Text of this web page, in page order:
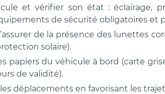
et vérifier son état : éclairage,
de sécurité obligatoires et
de la présence des lunettes
solaire).
papiers du véhicule à bord (carte
de validité).
déplacements en favorisant les